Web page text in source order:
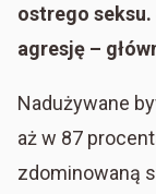
ostrego seksu.
agresję –
Nadużywane
aż w 87
zdominowaną